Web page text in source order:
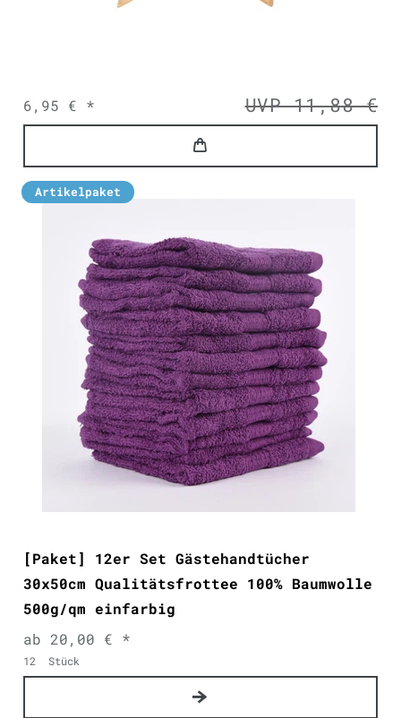
UVP 11,88 €
6,95 € *
Artikelpaket
[Paket] 12er Set Gästehandtücher
30x50cm Qualitätsfrottee 100% Baumwolle
500g/qm einfarbig
ab 20,00 € *
12 Stück